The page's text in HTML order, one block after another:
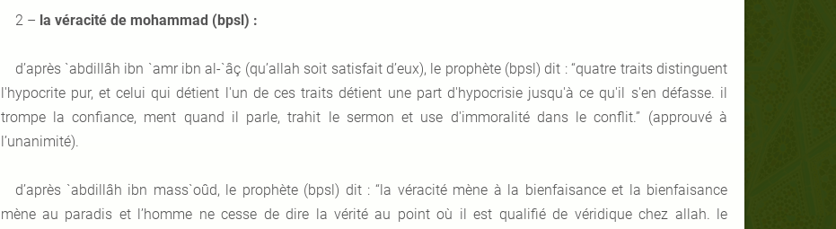
2 – la véracité de mohammad (bpsl) :
d’après `abdillâh ibn `amr ibn al-`âç (qu’allah soit satisfait d’eux), le prophète (bpsl) dit : “quatre traits distinguent
l'hypocrite pur, et celui qui détient l'un de ces traits détient une part d'hypocrisie jusqu'à ce qu'il s'en défasse. il
trompe la confiance, ment quand il parle, trahit le sermon et use d'immoralité dans le conflit.” (approuvé à
l’unanimité).
d’après `abdillâh ibn mass`oûd, le prophète (bpsl) dit : “la véracité mène à la bienfaisance et la bienfaisance
mène au paradis et l’homme ne cesse de dire la vérité au point où il est qualifié de véridique chez allah. le